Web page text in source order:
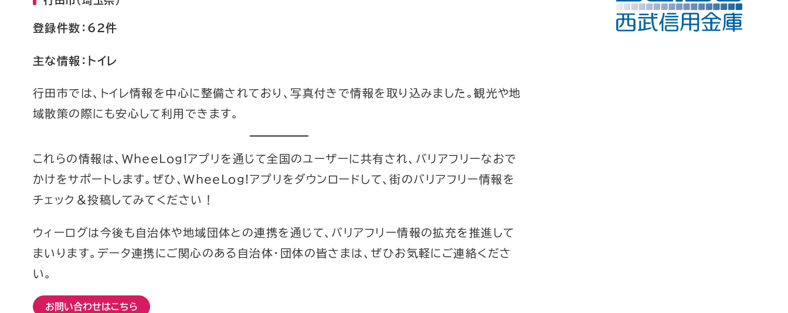
登録件数：62件
主な情報：トイレ
行田市では、トイレ情報を中心に整備されており、写真付きで情報を取り込みました。観光や地
域散策の際にも安心して利用できます。
これらの情報は、WheeLog!アプリを通じて全国のユーザーに共有され、バリアフリーなおで
かけをサポートします。ぜひ、WheeLog!アプリをダウンロードして、街のバリアフリー情報を
チェック＆投稿してみてください！
ウィーログは今後も自治体や地域団体との連携を通じて、バリアフリー情報の拡充を推進して
まいります。データ連携にご関心のある自治体・団体の皆さまは、ぜひお気軽にご連絡くださ
い。
お問い合わせはこちら